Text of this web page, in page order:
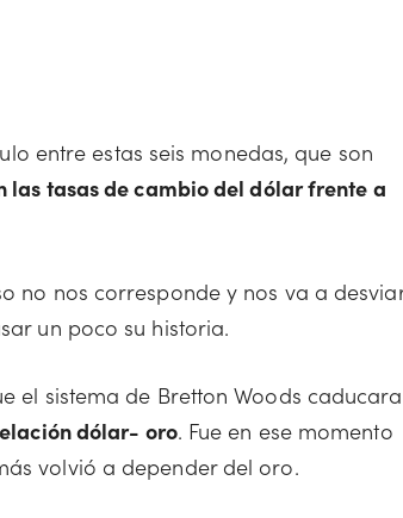
entre estas seis monedas, que son
las tasas de cambio del dólar frente a
no nos corresponde y nos va a
un poco su historia.
el sistema de Bretton Woods
dólar- oro. Fue en ese momento
volvió a depender del oro.